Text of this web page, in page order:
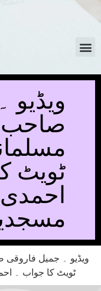
ویڈیو
صاحب
ٹویٹ